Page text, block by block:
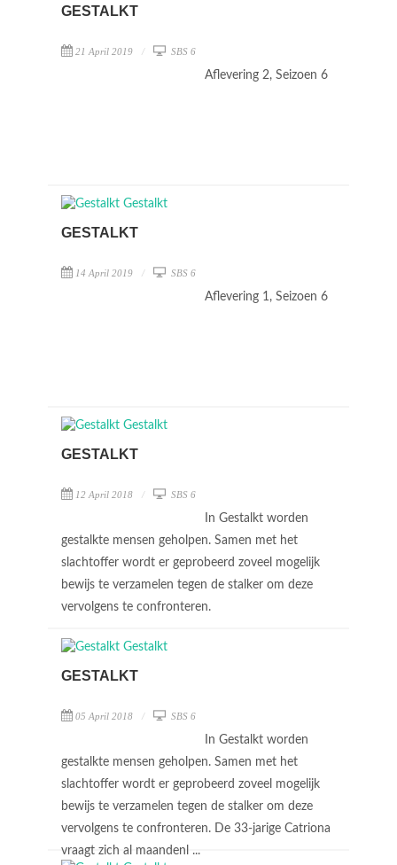
GESTALKT
21 April 2019 SBS 6
Aflevering 2, Seizoen 6
GESTALKT
14 April 2019 SBS 6
Aflevering 1, Seizoen 6
GESTALKT
12 April 2018 SBS 6
In Gestalkt worden
gestalkte mensen geholpen. Samen met het
slachtoffer wordt er geprobeerd zoveel mogelijk
bewijs te verzamelen tegen de stalker om deze
vervolgens te confronteren.
GESTALKT
05 April 2018 SBS 6
In Gestalkt worden
gestalkte mensen geholpen. Samen met het
slachtoffer wordt er geprobeerd zoveel mogelijk
bewijs te verzamelen tegen de stalker om deze
vervolgens te confronteren. De 33-jarige Catriona
vraagt zich al maandenl ...